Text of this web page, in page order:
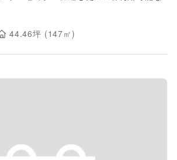
44.46坪 (147㎡)